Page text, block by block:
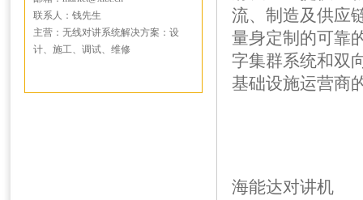
联系人：钱先生
主营：无线对讲系统解决方案：设
计、施工、调试、维修
流、制造及供应
量身定制的可靠
字集群系统和双
基础设施运营商
海能达对讲机